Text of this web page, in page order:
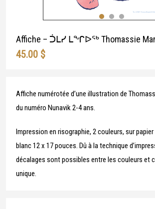
Affiche – ᑑᒪᓯ ᒪᖏᐅᖅ Thomassie
45.00 $
Affiche numérotée d’une illustration de
du numéro Nunavik 2-4 ans.
Impression en risographie, 2 couleurs, sur
blanc 12 x 17 pouces. Dû à la technique
décalages sont possibles entre les couleurs et
unique.